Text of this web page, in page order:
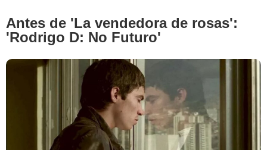
Antes de 'La vendedora de rosas':
'Rodrigo D: No Futuro'